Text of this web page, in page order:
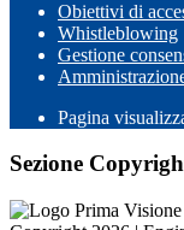
Obiettivi di
Whistleblowing
Gestione
Pagina
Sezione